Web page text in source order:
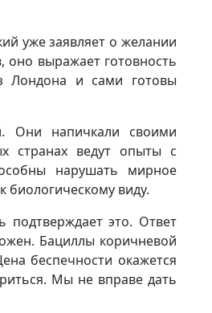
уже заявляет о желании
выражает готовность
Лондона и сами готовы
Они напичкали своими
странах ведут опыты с
нарушать мирное
биологическому виду.
подтверждает это. Ответ
Бациллы коричневой
беспечности окажется
Мы не вправе дать